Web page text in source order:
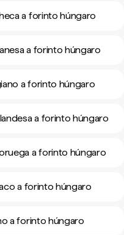
a forinto húngaro
a forinto húngaro
a forinto húngaro
a forinto húngaro
a forinto húngaro
a forinto húngaro
a forinto húngaro